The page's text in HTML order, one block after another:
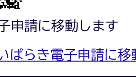
申請に移動します
ばらき電子申請に移